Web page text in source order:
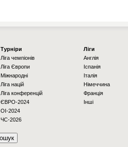
Турніри
Ліга чемпіонів
Ліга Європи
Міжнародні
Ліга націй
Ліга конференцій
ЄВРО-2024
OI-2024
ЧС-2026
Ліги
Англія
Іспанія
Італія
Німеччина
Франція
Інші